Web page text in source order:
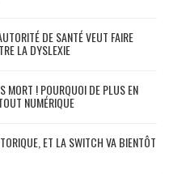
DE SANTÉ VEUT FAIRE
LA DYSLEXIE
MORT ! POURQUOI DE PLUS EN
NUMÉRIQUE
ET LA SWITCH VA BIENTÔT